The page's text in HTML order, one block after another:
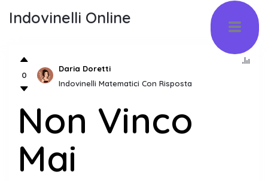
Indovinelli Online
0
Daria Doretti
Indovinelli Matematici Con Risposta
Non Vinco
Mai